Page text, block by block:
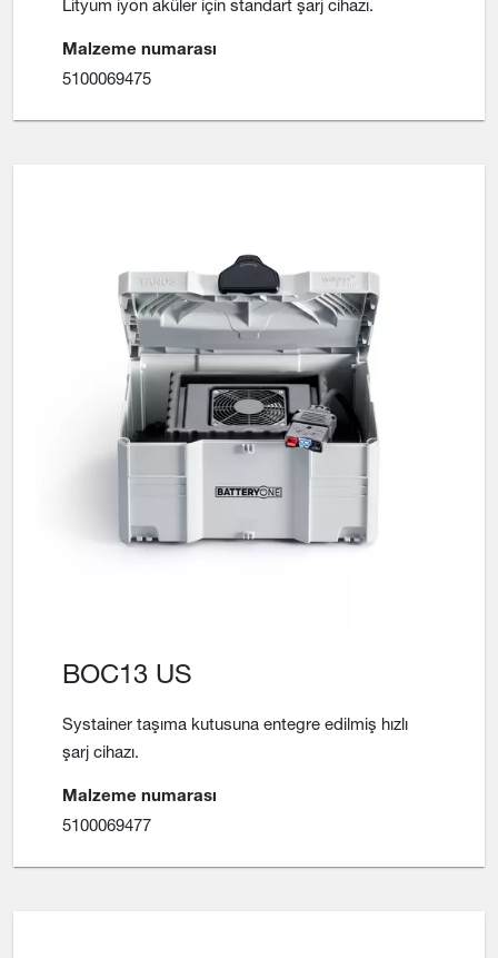
Lityum iyon aküler için standart şarj cihazı.
Malzeme numarası
5100069475
BOC13 US
Systainer taşıma kutusuna entegre edilmiş hızlı
şarj cihazı.
Malzeme numarası
5100069477